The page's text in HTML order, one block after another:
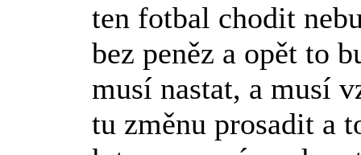
ten fotbal chodit
bez peněz a opět to
musí nastat, a musí
tu změnu prosadit a